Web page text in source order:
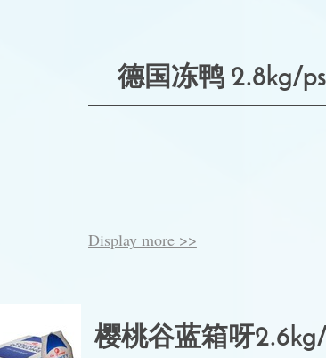
德国冻鸭 2.8kg/
Display more >>
樱桃谷蓝箱呀